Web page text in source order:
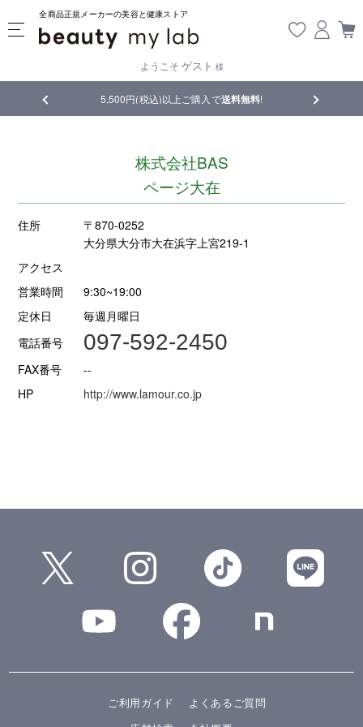
全商品正規メーカーの美容と健康ストア
ようこそ ゲスト 様
5,500円(税込)以上ご購入で送料無料! 【重要】
株式会社BAS
ページ大在
住所
〒870-0252
大分県大分市大在浜字上宮219-1
アクセス
営業時間
9:30~19:00
定休日
毎週月曜日
電話番号
097-592-2450
FAX番号
--
HP
http://www.lamour.co.jp
ご利用ガイド
よくあるご質問